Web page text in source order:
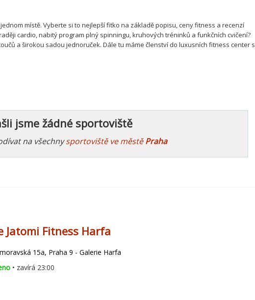
místě. Vyberte si to nejlepší fitko na základě popisu, ceny fitness a recenzí
cardio, nabitý program plný spinningu, kruhových tréninků a funkčních cvičení?
a širokou sadou jednoruček. Dále tu máme členství do luxusních fitness center s
jsme žádné sportoviště
na všechnysportoviště ve městěPraha
Jatomi Fitness Harfa
15a, Praha 9 - Galerie Harfa
• zavírá 23:00